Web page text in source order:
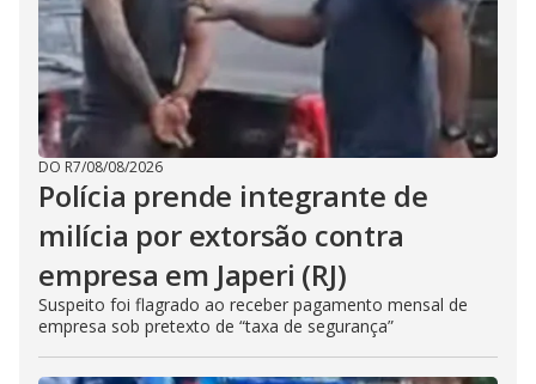
DO R7/08/08/2026
Polícia prende integrante de
milícia por extorsão contra
empresa em Japeri (RJ)
Suspeito foi flagrado ao receber pagamento mensal de
empresa sob pretexto de “taxa de segurança”